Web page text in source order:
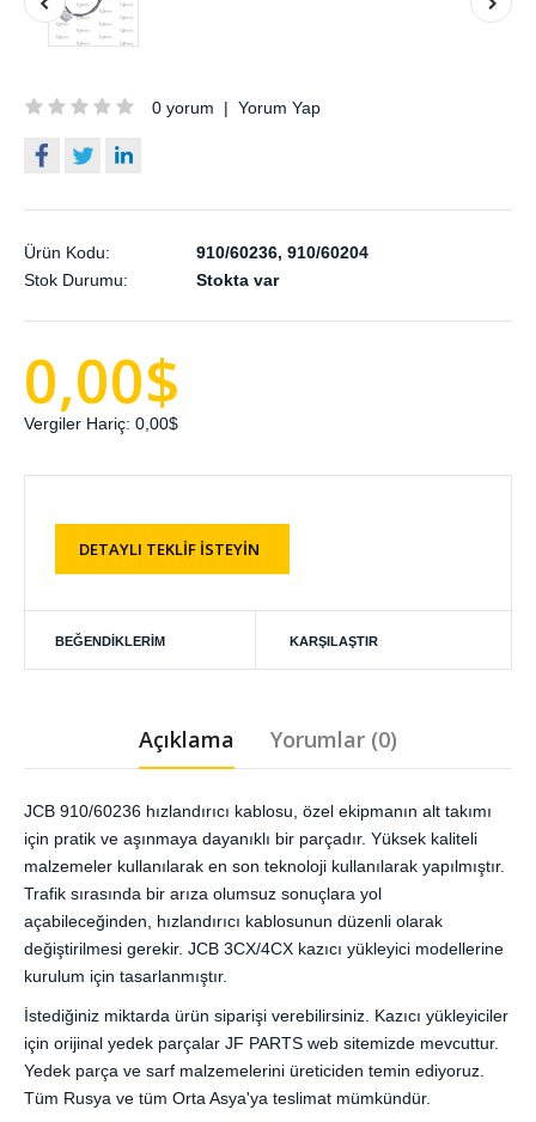
0 yorum | Yorum Yap
Ürün Kodu:
910/60236, 910/60204
Stok Durumu:
Stokta var
0,00$
Vergiler Hariç: 0,00$
DETAYLI TEKLİF İSTEYİN
BEĞENDIKLERIM KARŞILAŞTIR
Açıklama Yorumlar (0)
JCB 910/60236 hızlandırıcı kablosu, özel ekipmanın alt takımı
için pratik ve aşınmaya dayanıklı bir parçadır. Yüksek kaliteli
malzemeler kullanılarak en son teknoloji kullanılarak yapılmıştır.
Trafik sırasında bir arıza olumsuz sonuçlara yol
açabileceğinden, hızlandırıcı kablosunun düzenli olarak
değiştirilmesi gerekir. JCB 3CX/4CX kazıcı yükleyici modellerine
kurulum için tasarlanmıştır.
İstediğiniz miktarda ürün siparişi verebilirsiniz. Kazıcı yükleyiciler
için orijinal yedek parçalar JF PARTS web sitemizde mevcuttur.
Yedek parça ve sarf malzemelerini üreticiden temin ediyoruz.
Tüm Rusya ve tüm Orta Asya'ya teslimat mümkündür.